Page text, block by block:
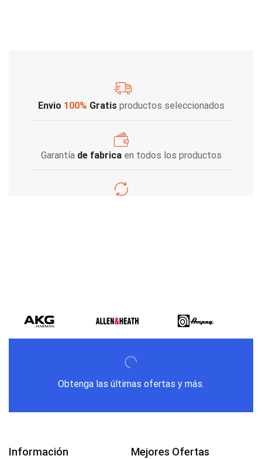
Envio 100% Gratis productos seleccionados
Garantía de fabricaen todos los productos
Obtenga las últimas ofertas y más.
Información Mejores Ofertas